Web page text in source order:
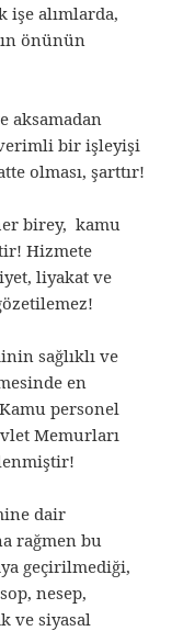
işe alımlarda,
önünün
aksamadan
bir işleyişi
olması, şarttır!
birey, kamu
Hizmete
liyakat ve
sağlıklı ve
en
personel
Memurları
dair
rağmen bu
geçirilmediği,
nesep,
ve siyasal